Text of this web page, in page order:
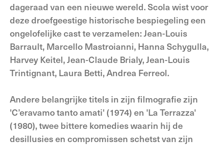
dageraad van een nieuwe wereld. Scola wist voor
deze droefgeestige historische bespiegeling een
ongelofelijke cast te verzamelen: Jean-Louis
Barrault, Marcello Mastroianni, Hanna Schygulla,
Harvey Keitel, Jean-Claude Brialy, Jean-Louis
Trintignant, Laura Betti, Andrea Ferreol.
Andere belangrijke titels in zijn filmografie zijn
'C’eravamo tanto amati' (1974) en 'La Terrazza'
(1980), twee bittere komedies waarin hij de
desillusies en compromissen schetst van zijn